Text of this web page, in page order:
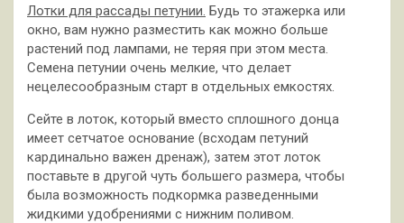
Лотки для рассады петунии. Будь то этажерка или
окно, вам нужно разместить как можно больше
растений под лампами, не теряя при этом места.
Семена петунии очень мелкие, что делает
нецелесообразным старт в отдельных емкостях.
Сейте в лоток, который вместо сплошного донца
имеет сетчатое основание (всходам петуний
кардинально важен дренаж), затем этот лоток
поставьте в другой чуть большего размера, чтобы
была возможность подкормка разведенными
жидкими удобрениями с нижним поливом.